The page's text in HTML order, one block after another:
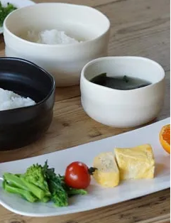
SIRISIRI（アクセサリー）
TAjiKA（はさみ）
yumiko iihoshi porcelain -
ホシユミコ
たかはしよしこのエジプト塩
（SSAW)